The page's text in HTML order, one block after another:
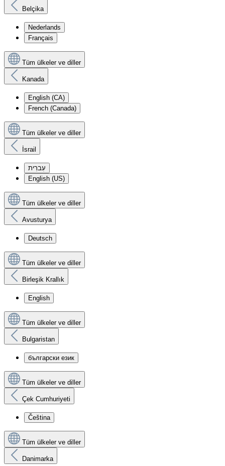
Belçika
Nederlands
Français
Tüm ülkeler ve diller
Kanada
English (CA)
French (Canada)
Tüm ülkeler ve diller
İsrail
עִברִית
English (US)
Tüm ülkeler ve diller
Avusturya
Deutsch
Tüm ülkeler ve diller
Birleşik Krallık
English
Tüm ülkeler ve diller
Bulgaristan
български език
Tüm ülkeler ve diller
Çek Cumhuriyeti
Čeština
Tüm ülkeler ve diller
Danimarka